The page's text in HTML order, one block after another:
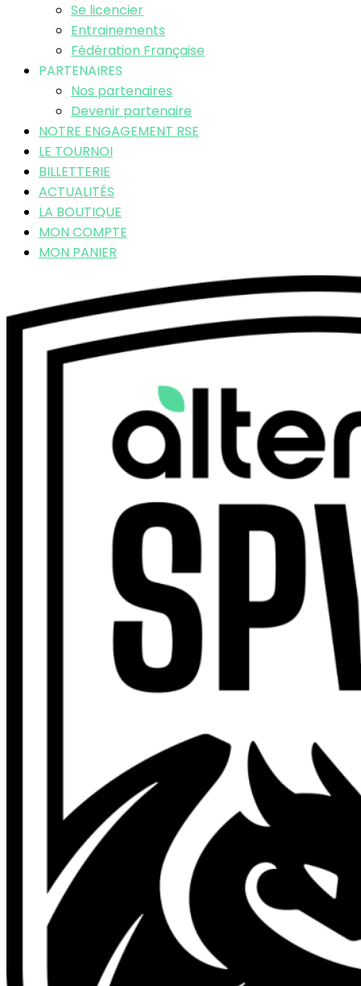
Se licencier
Entrainements
Fédération Française
PARTENAIRES
Nos partenaires
Devenir partenaire
NOTRE ENGAGEMENT RSE
LE TOURNOI
BILLETTERIE
ACTUALITÉS
LA BOUTIQUE
MON COMPTE
MON PANIER